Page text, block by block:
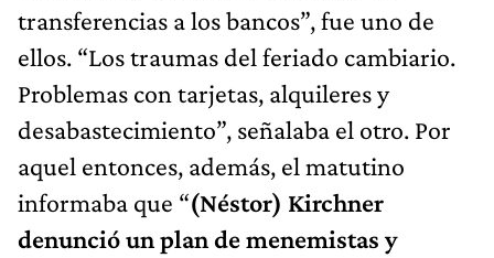
transferencias a los bancos”, fue uno de
ellos. “Los traumas del feriado cambiario.
Problemas con tarjetas, alquileres y
desabastecimiento”, señalaba el otro. Por
aquel entonces, además, el matutino
informaba que “(Néstor) Kirchner
denunció un plan de menemistas y